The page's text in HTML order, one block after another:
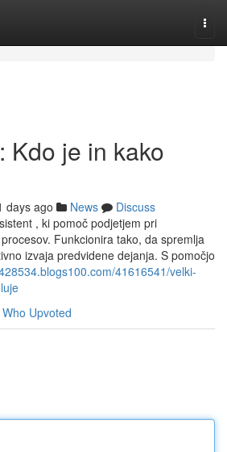
Kdo je in kako
days ago News
Discuss
, ki pomoč podjetjem pri
Funkcionira tako, da spremlja
izvaja predvidene dejanja. S pomočjo
41616541/velki-
Who Upvoted